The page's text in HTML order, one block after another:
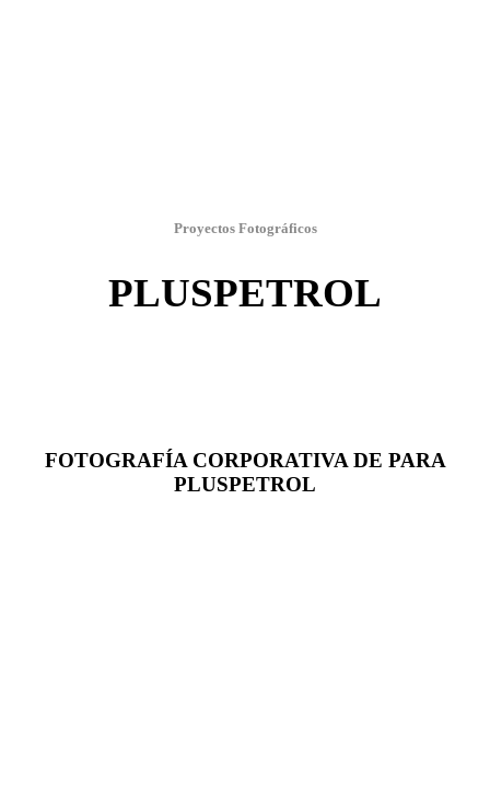
Proyectos Fotográficos
PLUSPETROL
FOTOGRAFÍA CORPORATIVA DE PARA
PLUSPETROL